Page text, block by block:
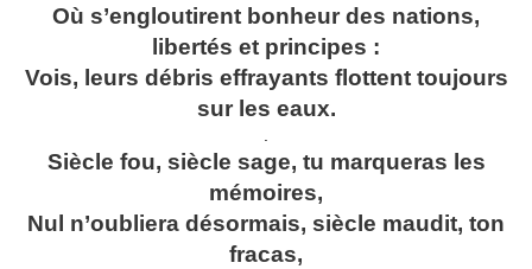
Où s’engloutirent bonheur des nations,
libertés et principes :
Vois, leurs débris effrayants flottent toujours
sur les eaux.
Siècle fou, siècle sage, tu marqueras les
mémoires,
Nul n’oubliera désormais, siècle maudit, ton
fracas,